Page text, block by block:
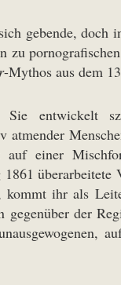
gebende,
-Mythos aus dem
entwickelt
auf einer
überarbeitete
kommt ihr als
gegenüber der